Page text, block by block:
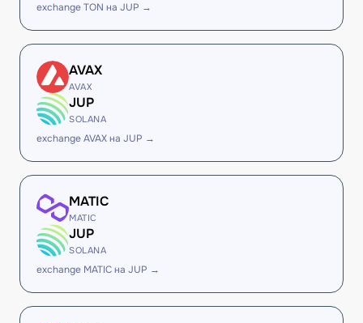
exchange TON на JUP →
AVAX
AVAX
JUP
SOLANA
exchange AVAX на JUP →
MATIC
MATIC
JUP
SOLANA
exchange MATIC на JUP →